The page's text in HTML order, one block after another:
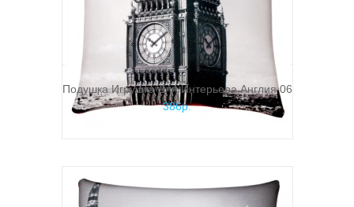
Подушка Игрушка Для Интерьера Англия 06
386р.